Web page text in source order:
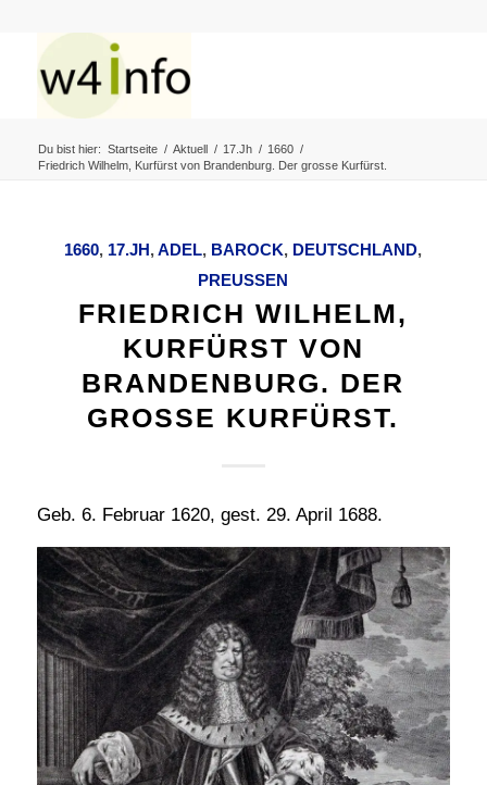
Du bist hier: Startseite / Aktuell / 17.Jh / 1660 /
Friedrich Wilhelm, Kurfürst von Brandenburg. Der grosse Kurfürst.
1660, 17.JH,ADEL, BAROCK, DEUTSCHLAND,
PREUSSEN
FRIEDRICH WILHELM,
KURFÜRST VON
BRANDENBURG. DER
GROSSE KURFÜRST.
Geb. 6. Februar 1620, gest. 29. April 1688.